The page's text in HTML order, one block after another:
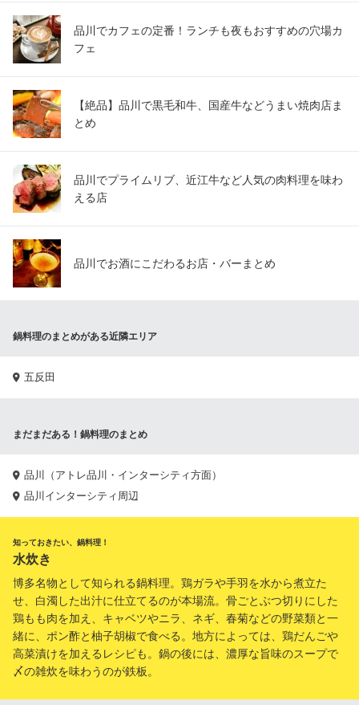
品川でカフェの定番！ランチも夜もおすすめの穴場カ
フェ
【絶品】品川で黒毛和牛、国産牛などうまい焼肉店ま
とめ
品川でプライムリブ、近江牛など人気の肉料理を味わ
える店
品川でお酒にこだわるお店・バーまとめ
鍋料理のまとめがある近隣エリア
五反田
まだまだある！鍋料理のまとめ
品川（アトレ品川・インターシティ方面）
品川インターシティ周辺
知っておきたい、鍋料理！
水炊き
博多名物として知られる鍋料理。鶏ガラや手羽を水から煮立た
せ、白濁した出汁に仕立てるのが本場流。骨ごとぶつ切りにした
鶏もも肉を加え、キャベツやニラ、ネギ、春菊などの野菜類と一
緒に、ポン酢と柚子胡椒で食べる。地方によっては、鶏だんごや
高菜漬けを加えるレシピも。鍋の後には、濃厚な旨味のスープで
〆の雑炊を味わうのが鉄板。